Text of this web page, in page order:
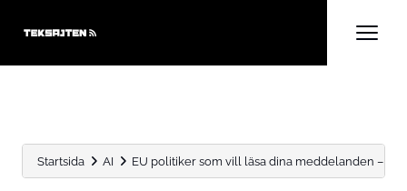
Startsida AI EU politiker som vill läsa dina meddelanden –